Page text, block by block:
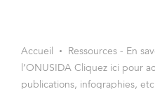
Accueil
Ressources - En
l’ONUSIDA Cliquez ici pour
publications, infographies,